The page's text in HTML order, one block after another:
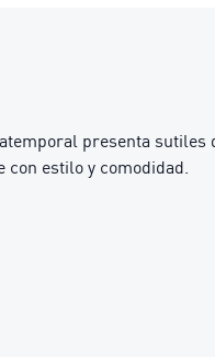
presenta sutiles
estilo y comodidad.